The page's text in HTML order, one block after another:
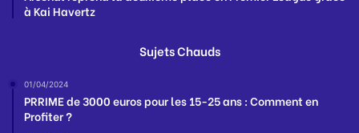
à Kai Havertz
Sujets Chauds
01/04/2024
PRRIME de 3000 euros pour les 15-25 ans : Comment en
Profiter ?